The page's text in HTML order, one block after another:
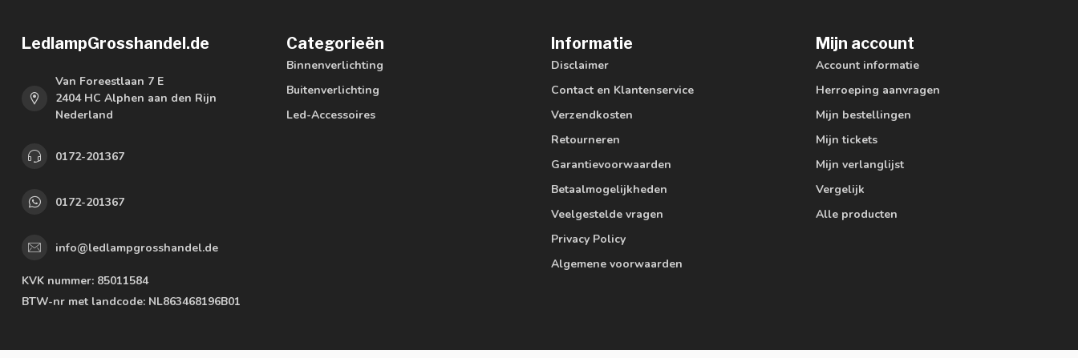
LedlampGrosshandel.de
Van Foreestlaan 7 E
2404 HC Alphen aan den Rijn
Nederland
0172-201367
0172-201367
info@ledlampgrosshandel.de
KVK nummer: 85011584
BTW-nr met landcode: NL863468196B01
Categorieën
Binnenverlichting
Buitenverlichting
Led-Accessoires
Informatie
Disclaimer
Contact en Klantenservice
Verzendkosten
Retourneren
Garantievoorwaarden
Betaalmogelijkheden
Veelgestelde vragen
Privacy Policy
Algemene voorwaarden
Mijn account
Account informatie
Herroeping aanvragen
Mijn bestellingen
Mijn tickets
Mijn verlanglijst
Vergelijk
Alle producten